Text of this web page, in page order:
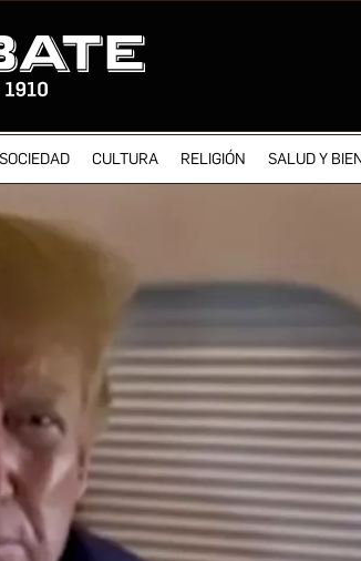
SOCIEDAD CULTURA RELIGIÓN SALUD Y